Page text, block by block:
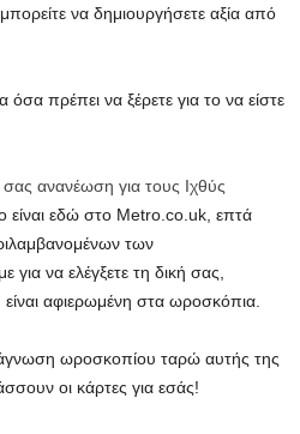
να δημιουργήσετε αξία από
πρέπει να ξέρετε για το να είστε
σας ανανέωση για τους Ιχθύς
είναι εδώ στο Metro.co.uk, επτά
των
να ελέγξετε τη δική σας,
αφιερωμένη στα ωροσκόπια.
ωροσκοπίου ταρώ αυτής της
οι κάρτες για εσάς!